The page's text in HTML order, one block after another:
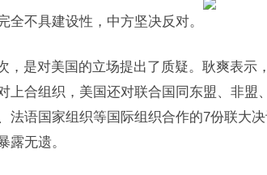
全不具建设性，中方坚决反对。
，是对美国的立场提出了质疑。耿爽表示
上合组织，美国还对联合国同东盟、非
法语国家组织等国际组织合作的7份联大
露无遗。